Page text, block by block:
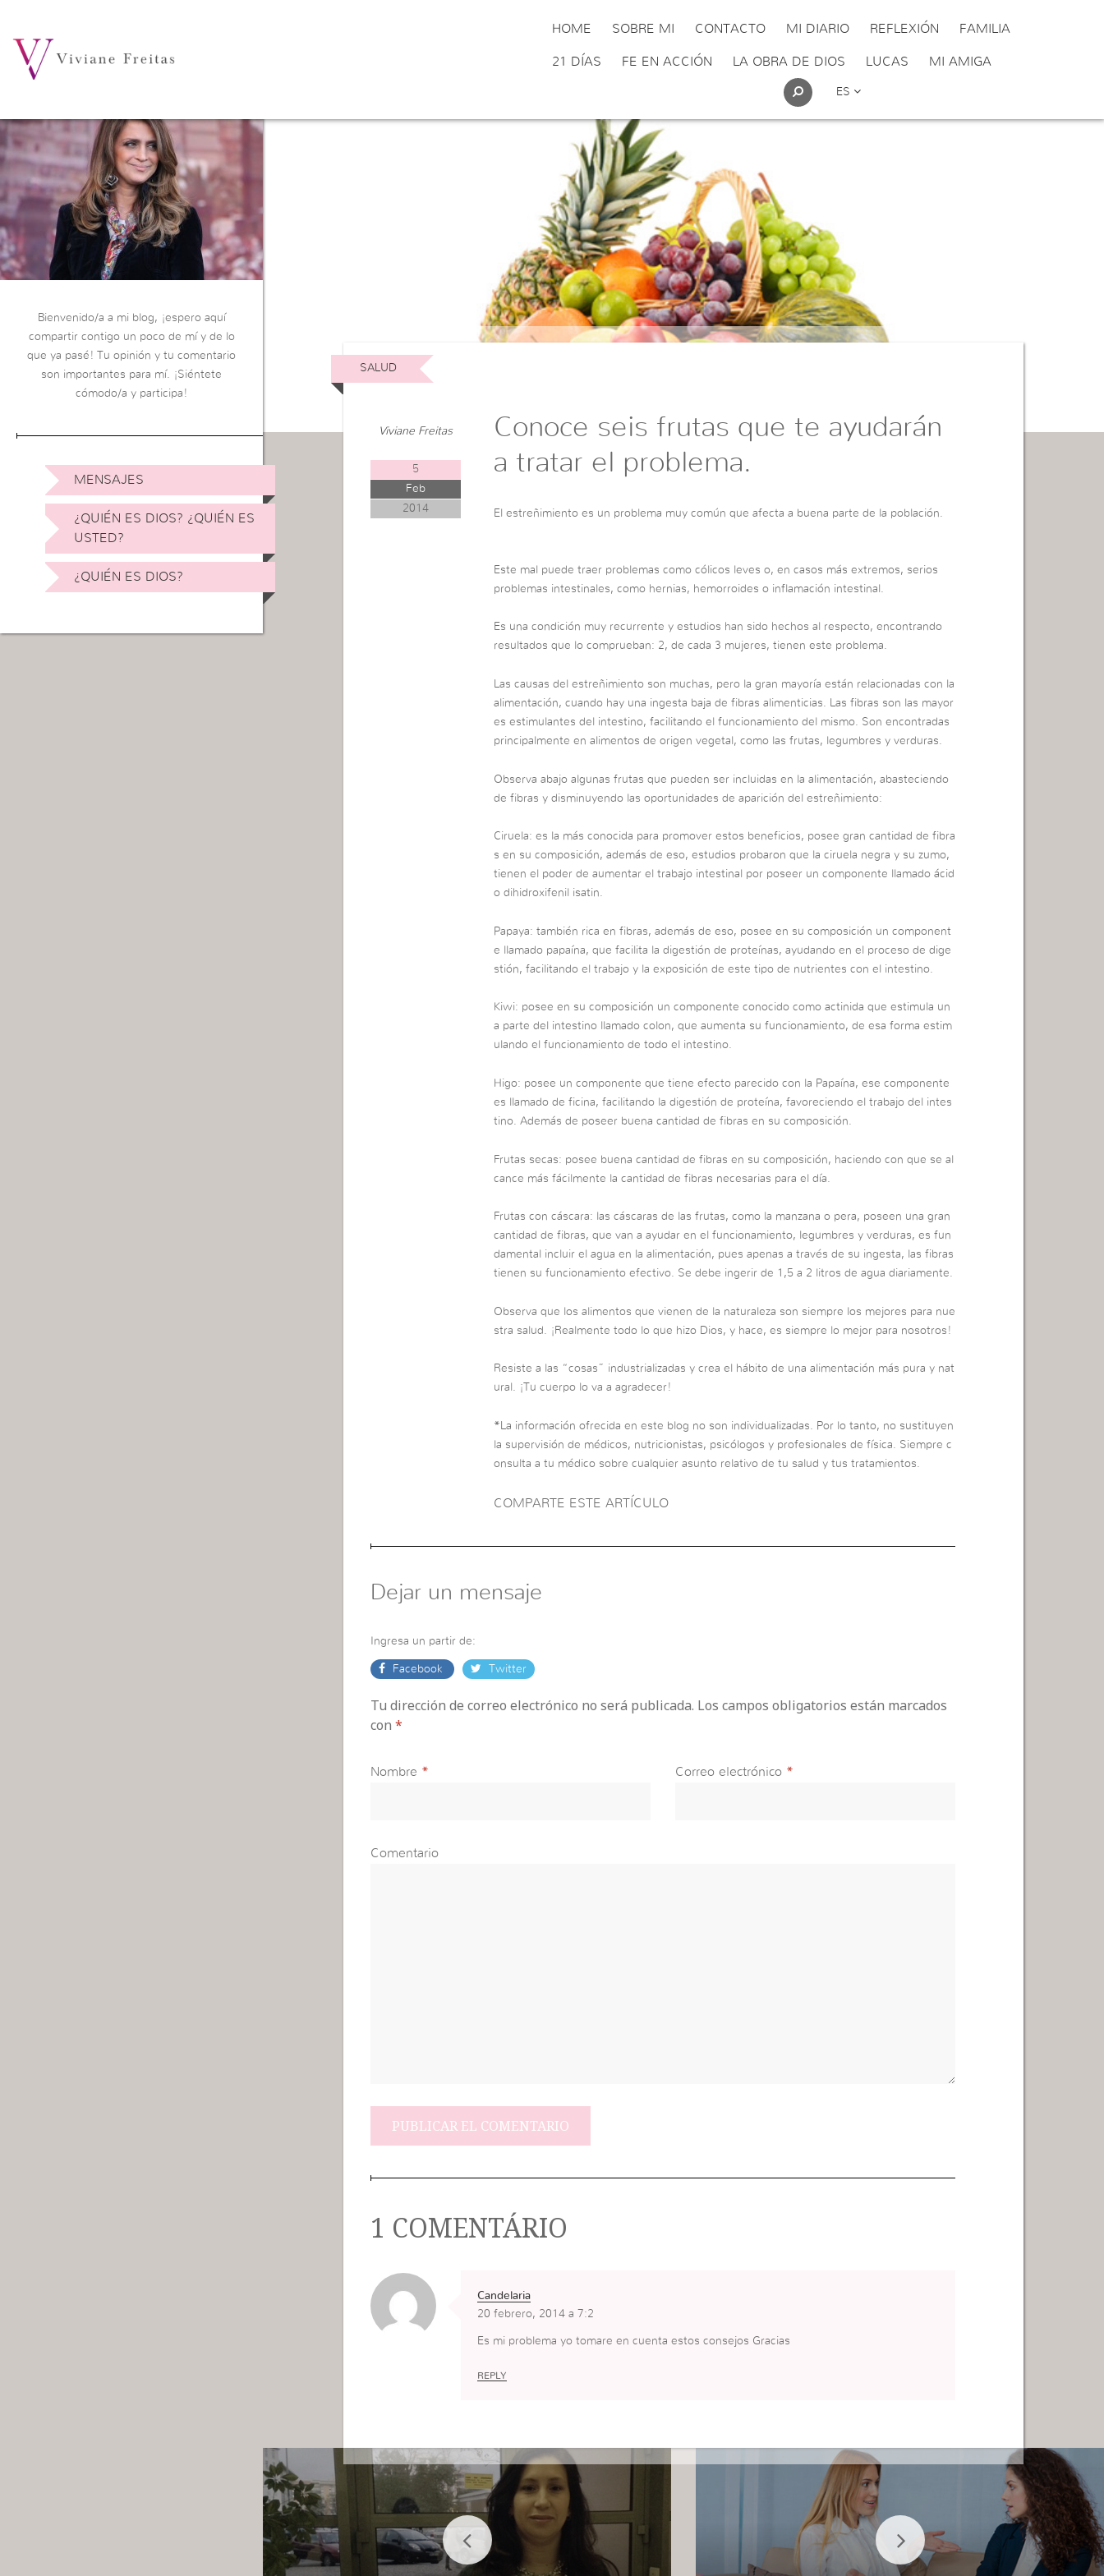
HOME SOBRE MI CONTACTO MI DIARIO REFLEXIÓN FAMILIA
21 DÍAS FE EN ACCIÓN LA OBRA DE DIOS LUCAS MI AMIGA
ES
Bienvenido/a a mi blog, ¡espero aquí
compartir contigo un poco de mí y de lo
que ya pasé! Tu opinión y tu comentario
son importantes para mí. ¡Siéntete
cómodo/a y participa!
MENSAJES
¿QUIÉN ES DIOS? ¿QUIÉN ES
USTED?
¿QUIÉN ES DIOS?
SALUD
Viviane Freitas
5
Feb
2014
Conoce seis frutas que te ayudarán
a tratar el problema.
El estreñimiento es un problema muy común que afecta a buena parte de la población.
Este mal puede traer problemas como cólicos leves o, en casos más extremos, serios
problemas intestinales, como hernias, hemorroides o inflamación intestinal.
Es una condición muy recurrente y estudios han sido hechos al respecto, encontrando
resultados que lo comprueban: 2, de cada 3 mujeres, tienen este problema.
Las causas del estreñimiento son muchas, pero la gran mayoría están relacionadas con la
alimentación, cuando hay una ingesta baja de fibras alimenticias. Las fibras son las mayor
es estimulantes del intestino, facilitando el funcionamiento del mismo. Son encontradas
principalmente en alimentos de origen vegetal, como las frutas, legumbres y verduras.
Observa abajo algunas frutas que pueden ser incluidas en la alimentación, abasteciendo
de fibras y disminuyendo las oportunidades de aparición del estreñimiento:
Ciruela: es la más conocida para promover estos beneficios, posee gran cantidad de fibra
s en su composición, además de eso, estudios probaron que la ciruela negra y su zumo,
tienen el poder de aumentar el trabajo intestinal por poseer un componente llamado ácid
o dihidroxifenil isatin.
Papaya: también rica en fibras, además de eso, posee en su composición un component
e llamado papaína, que facilita la digestión de proteínas, ayudando en el proceso de dige
stión, facilitando el trabajo y la exposición de este tipo de nutrientes con el intestino.
Kiwi: posee en su composición un componente conocido como actinida que estimula un
a parte del intestino llamado colon, que aumenta su funcionamiento, de esa forma estim
ulando el funcionamiento de todo el intestino.
Higo: posee un componente que tiene efecto parecido con la Papaína, ese componente
es llamado de ficina, facilitando la digestión de proteína, favoreciendo el trabajo del intes
tino. Además de poseer buena cantidad de fibras en su composición.
Frutas secas: posee buena cantidad de fibras en su composición, haciendo con que se al
cance más fácilmente la cantidad de fibras necesarias para el día.
Frutas con cáscara: las cáscaras de las frutas, como la manzana o pera, poseen una gran
cantidad de fibras, que van a ayudar en el funcionamiento, legumbres y verduras, es fun
damental incluir el agua en la alimentación, pues apenas a través de su ingesta, las fibras
tienen su funcionamiento efectivo. Se debe ingerir de 1,5 a 2 litros de agua diariamente.
Observa que los alimentos que vienen de la naturaleza son siempre los mejores para nue
stra salud. ¡Realmente todo lo que hizo Dios, y hace, es siempre lo mejor para nosotros!
Resiste a las “cosas” industrializadas y crea el hábito de una alimentación más pura y nat
ural. ¡Tu cuerpo lo va a agradecer!
*La información ofrecida en este blog no son individualizadas. Por lo tanto, no sustituyen
la supervisión de médicos, nutricionistas, psicólogos y profesionales de física. Siempre c
onsulta a tu médico sobre cualquier asunto relativo de tu salud y tus tratamientos.
COMPARTE ESTE ARTÍCULO
Dejar un mensaje
Ingresa un partir de:
Facebook Twitter
Tu dirección de correo electrónico no será publicada. Los campos obligatorios están marcados
con *
Nombre * Correo electrónico *
Comentario
1 COMENTÁRIO
Candelaria
20 febrero, 2014 a 7:2
Es mi problema yo tomare en cuenta estos consejos Gracias
REPLY